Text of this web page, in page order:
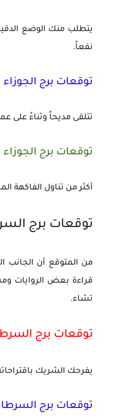
يتطلب منك الوضع
نفعاً.
توقعات برج
تتلقى مديحاً وثناءً على
توقعات برج
أكثر من تناول الفاكهة
توقعات برج
من المتوقع أن
قراءة بعض الروايات
تشاء.
توقعات برج
يفرحك الشريك
توقعات برج